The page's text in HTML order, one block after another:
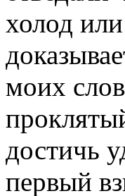
холод
моих
достичь
первый